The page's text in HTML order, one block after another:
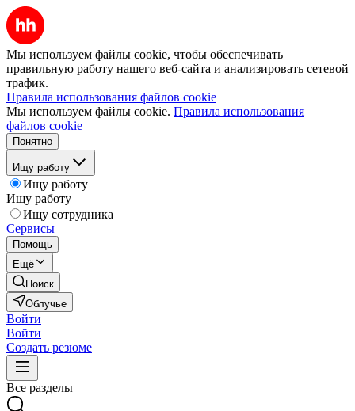
Мы используем файлы cookie, чтобы обеспечивать
правильную работу нашего веб-сайта и анализировать сетевой
трафик.
Правила использования файлов cookie
Мы используем файлы cookie. Правила использования
файлов cookie
Понятно
Ищу работу
Ищу работу
Ищу работу
Ищу сотрудника
Сервисы
Помощь
Ещё
Поиск
Облучье
Войти
Войти
Создать резюме
Все разделы